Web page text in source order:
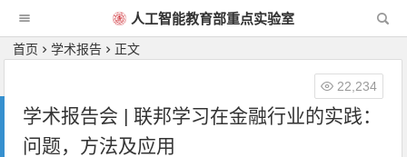
人工智能教育部重点实验室
首页 学术报告 正文
学术报告会 | 联邦学习在金融行业的实践：
问题，方法及应用
22,234